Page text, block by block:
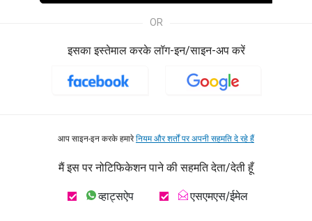
OR
इसका इस्तेमाल करके लॉग-इन/साइन-अप करें
आप साइन-इन करके हमारेनियम और शर्तों पर अपनी सहमति दे रहे हैं
मैं इस पर नोटिफिकेशन पाने की सहमति देता/देती हूँ
व्हाट्सऐप एसएमएस/ईमेल